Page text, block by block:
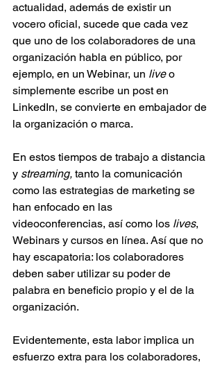
actualidad, además de existir un
vocero oficial, sucede que cada vez
que uno de los colaboradores de una
organización habla en público, por
ejemplo, en un Webinar, un live o
simplemente escribe un post en
LinkedIn, se convierte en embajador de
la organización o marca.
En estos tiempos de trabajo a distancia
y streaming, tanto la comunicación
como las estrategias de marketing se
han enfocado en las
videoconferencias, así como los lives,
Webinars y cursos en línea. Así que no
hay escapatoria: los colaboradores
deben saber utilizar su poder de
palabra en beneficio propio y el de la
organización.
Evidentemente, esta labor implica un
esfuerzo extra para los colaboradores,